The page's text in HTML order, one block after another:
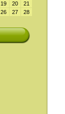
19 20
21
26 27
28